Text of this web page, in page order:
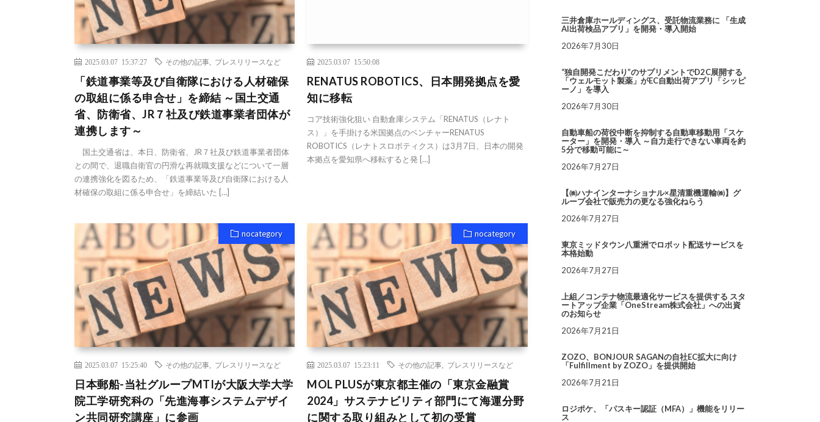
2025.03.07 15:37:27 その他の記事 プレスリリースなど
「鉄道事業等及び自衛隊における人材確保
の取組に係る申合せ」を締結 ～国土交通
省、防衛省、JR７社及び鉄道事業者団体が
連携します～
国土交通省は、本日、防衛省、JR７社及び鉄道事業者団体
との間で、退職自衛官の円滑な再就職支援などについて一層
の連携強化を図るため、「鉄道事業等及び自衛隊における人
材確保の取組に係る申合せ」を締結いた […]
2025.03.07 15:50:08
RENATUS ROBOTICS、日本開発拠点を愛
知に移転
コア技術強化狙い 自動倉庫システム「RENATUS（レナト
ス）」を手掛ける米国拠点のベンチャーRENATUS
ROBOTICS（レナトスロボティクス）は3月7日、日本の開発
本拠点を愛知県へ移転すると発 […]
nocategory
2025.03.07 15:25:40 その他の記事 プレスリリースなど
日本郵船-当社グループMTIが大阪大学大学
院工学研究科の「先進海事システムデザイ
ン共同研究講座」に参画
nocategory
2025.03.07 15:23:11 その他の記事 プレスリリースなど
MOL PLUSが東京都主催の「東京金融賞
2024」サステナビリティ部門にて海運分野
に関する取り組みとして初の受賞
三井倉庫ホールディングス、受託物流業務に 「生成
AI出荷検品アプリ」を開発・導入開始
2026年7月30日
“独自開発こだわり”のサプリメントでD2C展開する
「ウェルモット製薬」がEC自動出荷アプリ「シッピ
ーノ」を導入
2026年7月30日
自動車船の荷役中断を抑制する自動車移動用「スケ
ーター」を開発・導入 ～自力走行できない車両を約
5分で移動可能に～
2026年7月27日
【㈱ハナインターナショナル×星清重機運輸㈱】グ
ループ会社で販売力の更なる強化ねらう
2026年7月27日
東京ミッドタウン八重洲でロボット配送サービスを
本格始動
2026年7月27日
上組／コンテナ物流最適化サービスを提供する スタ
ートアップ企業「OneStream株式会社」への出資
のお知らせ
2026年7月21日
ZOZO、BONJOUR SAGANの自社EC拡大に向け
「Fulfillment by ZOZO」を提供開始
2026年7月21日
ロジポケ、「パスキー認証（MFA）」機能をリリー
ス